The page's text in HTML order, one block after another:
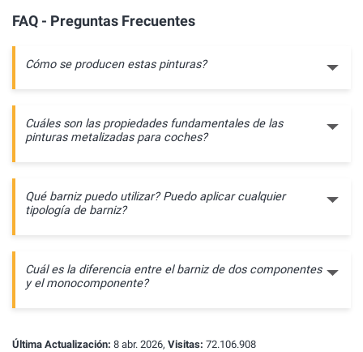
FAQ - Preguntas Frecuentes
Cómo se producen estas pinturas?
Cuáles son las propiedades fundamentales de las
pinturas metalizadas para coches?
Qué barniz puedo utilizar? Puedo aplicar cualquier
tipología de barniz?
Cuál es la diferencia entre el barniz de dos componentes
y el monocomponente?
Última Actualización: 8 abr. 2026, Visitas: 72.106.908